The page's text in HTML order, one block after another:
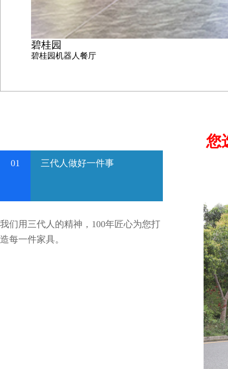
碧桂园
碧桂园机器人餐厅
您
01 三代人做好一件事
我们用三代人的精神，100年匠心为您打
造每一件家具。